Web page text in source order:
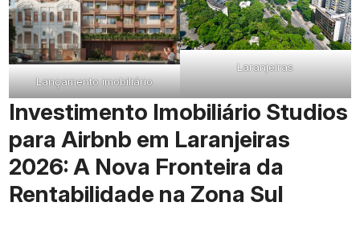
Lançamento imobiliário
Laranjeiras
Investimento Imobiliário Studios
para Airbnb em Laranjeiras
2026: A Nova Fronteira da
Rentabilidade na Zona Sul